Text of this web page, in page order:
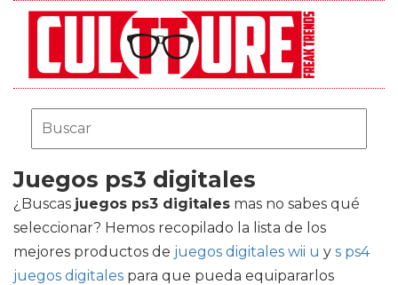
Juegos ps3 digitales
¿Buscas juegos ps3 digitales mas no sabes qué
seleccionar? Hemos recopilado la lista de los
mejores productos de juegos digitales wii u y s ps4
juegos digitales para que pueda equipararlos